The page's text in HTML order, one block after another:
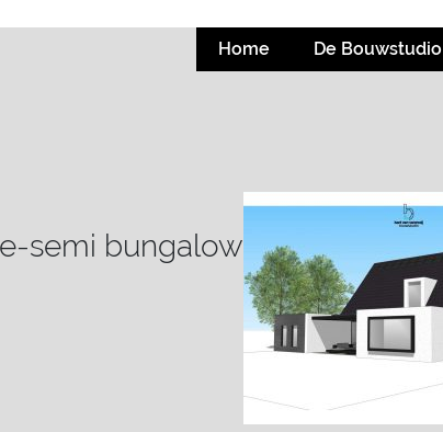
Home De Bouwstudio
semi bungalow